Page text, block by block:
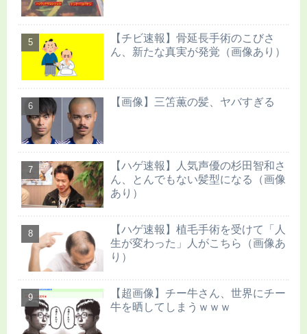
【チビ速報】骨延長手術のこびさ
ん、新たな真実が発覚（画像あり）
【画像】三笘薫の髪、ヤバすぎる
【ハゲ速報】人気声優の杉田智和さ
ん、とんでもない髪型になる（画像
あり）
【ハゲ速報】植毛手術を受けて「人
生が変わった」人がこちら（画像あ
り）
【超画像】チー牛さん、世界にチー
牛を晒してしまうｗｗｗ